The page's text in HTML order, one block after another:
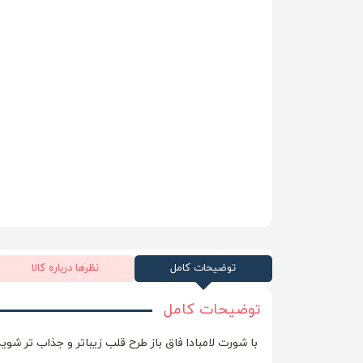
توضیحات کامل نظرها درباره کالا
توضیحات کامل
با شورت لامبادا فاق باز طرح قلب زیباتر و جذاب تر